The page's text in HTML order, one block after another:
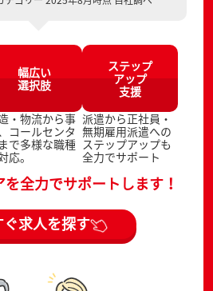
幅広い
選択肢
・物流から事
コールセンタ
で多様な職種
応。
ステップ
アップ
支援
派遣から正社員・
無期雇用派遣への
ステップアップも
全力でサポート
全力でサポートします！
求人を探す